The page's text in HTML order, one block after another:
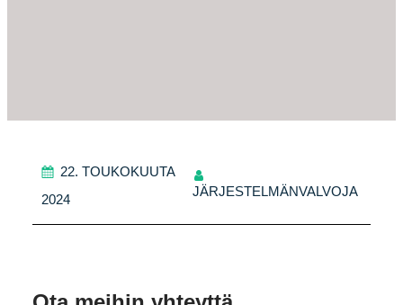
22. TOUKOKUUTA
2024
JÄRJESTELMÄNVALVOJA